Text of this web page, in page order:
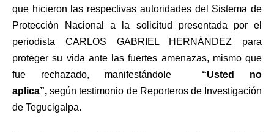
que hicieron las respectivas autoridades del Sistema de
Protección Nacional a la solicitud presentada por el
periodista CARLOS GABRIEL HERNÁNDEZ para
proteger su vida ante las fuertes amenazas, mismo que
fue rechazado, manifestándole “Usted no
aplica”,según testimonio de Reporteros de Investigación
de Tegucigalpa.